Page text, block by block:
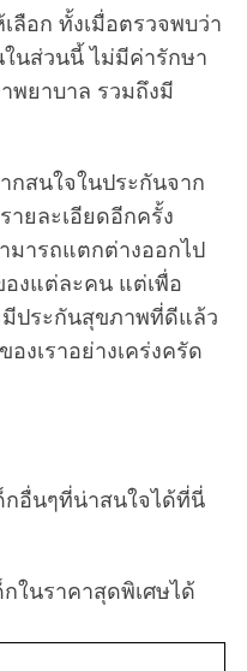
อก ทั้งเมื่อตรวจพบว่า
ในส่วนนี้ ไม่มีค่ารักษา
พยาบาล รวมถึงมี
กสนใจในประกันจาก
ยละเอียดอีกครั้ง
มารถแตกต่างออกไป
งแต่ละคน แต่เพื่อ
มีประกันสุขภาพที่ดีแล้ว
งเราอย่างเคร่งครัด
อื่นๆที่น่าสนใจได้ที่นี่
ในราคาสุดพิเศษได้